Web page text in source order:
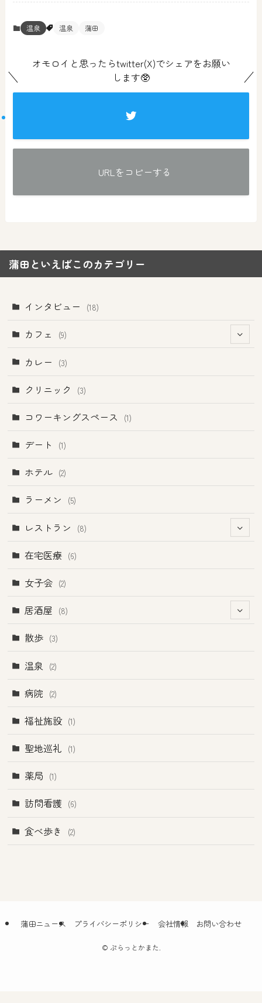
温泉 温泉 蒲田
オモロイと思ったらtwitter(X)でシェアをお願い
します🥸
URLをコピーする
蒲田といえばこのカテゴリー
インタビュー (18)
カフェ (9)
(1)
カレー (3)
クリニック (3)
コワーキングスペース (1)
デート (1)
ホテル (2)
ラーメン (5)
レストラン (8)
(1)
在宅医療 (6)
女子会 (2)
居酒屋 (8)
散歩 (3)
温泉 (2)
病院 (2)
福祉施設 (1)
聖地巡礼 (1)
薬局 (1)
訪問看護 (6)
食べ歩き (2)
蒲田ニュース プライバシーポリシー 会社情報 お問い合わせ
© ぷらっとかまた.